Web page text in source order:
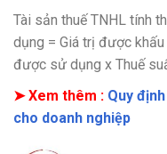
Tài sản thuế TNHL tính
dụng = Giá trị được
được sử dụng x Thuế
➤ Xem thêm : Quy
cho doanh nghiệp